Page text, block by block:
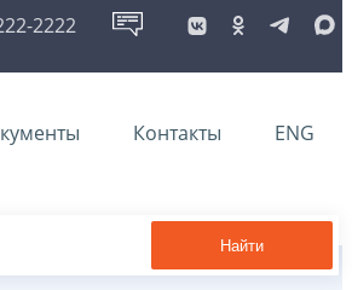
2222
Контакты ENG
Найти